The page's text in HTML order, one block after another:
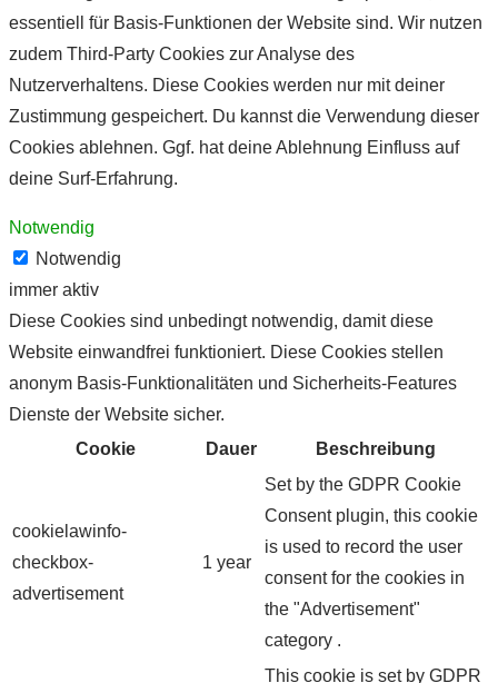
essentiell für Basis-Funktionen der Website sind. Wir nutzen
zudem Third-Party Cookies zur Analyse des
Nutzerverhaltens. Diese Cookies werden nur mit deiner
Zustimmung gespeichert. Du kannst die Verwendung dieser
Cookies ablehnen. Ggf. hat deine Ablehnung Einfluss auf
deine Surf-Erfahrung.
Notwendig
Notwendig
immer aktiv
Diese Cookies sind unbedingt notwendig, damit diese
Website einwandfrei funktioniert. Diese Cookies stellen
anonym Basis-Funktionalitäten und Sicherheits-Features
Dienste der Website sicher.
Cookie
Dauer Beschreibung
cookielawinfo-
checkbox-
advertisement
1 year
Set by the GDPR Cookie
Consent plugin, this cookie
is used to record the user
consent for the cookies in
the "Advertisement"
category .
This cookie is set by GDPR